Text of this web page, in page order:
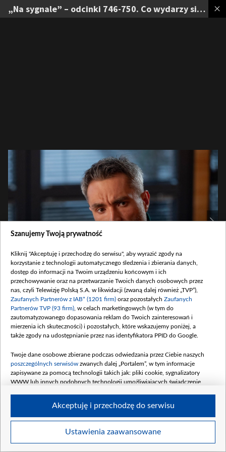
„Na sygnale” – odcinki 746-750. Co wydarzy się w serialu?
W 746. odcinku serialu „Na sygnale” ekipa doktora Vicka zmierzy się z
dramatycznymi wydarzeniami w kawiarni. Fot. Sławomir Mrozek/ Artrama
1
Szczegóły
Szanujemy Twoją prywatność
Kliknij "Akceptuję i przechodzę do serwisu", aby wyrazić zgody na
korzystanie z technologii automatycznego śledzenia i zbierania danych,
dostęp do informacji na Twoim urządzeniu końcowym i ich
przechowywanie oraz na przetwarzanie Twoich danych osobowych przez
nas, czyli Telewizję Polską S.A. w likwidacji (zwaną dalej również „TVP”),
Zaufanych Partnerów z IAB* (1201 firm) oraz pozostałych Zaufanych
Partnerów TVP (93 firm) , w celach marketingowych (w tym do
zautomatyzowanego dopasowania reklam do Twoich zainteresowań i
mierzenia ich skuteczności) i pozostałych, które wskazujemy poniżej, a
także zgody na udostępnianie przez nas identyfikatora PPID do Google.
Twoje dane osobowe zbierane podczas odwiedzania przez Ciebie naszych
poszczególnych serwisów zwanych dalej „Portalem”, w tym informacje
zapisywane za pomocą technologii takich jak: pliki cookie, sygnalizatory
WWW lub innych podobnych technologii umożliwiających świadczenie
Twoje dane osobowe zbierane podczas odwiedzania przez Ciebie
Ustawienia zaawansowane
Akceptuję i przechodzę do serwisu